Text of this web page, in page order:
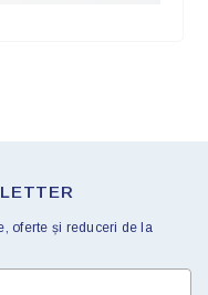
oferte și reduceri de la